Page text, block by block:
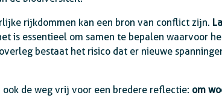
rijkdommen kan een bron van conflict zijn.
is essentieel om samen te bepalen waarvoor
bestaat het risico dat er nieuwe
ook de weg vrij voor een bredere reflectie: om